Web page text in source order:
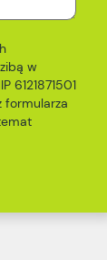
w
6121871501
formularza